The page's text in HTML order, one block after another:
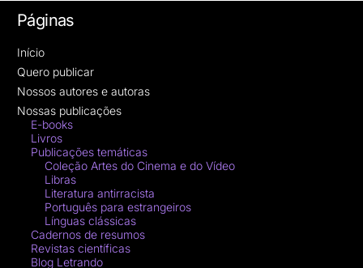
Páginas
Início
Quero publicar
Nossos autores e autoras
Nossas publicações
E-books
Livros
Publicações temáticas
Coleção Artes do Cinema e do Vídeo
Libras
Literatura antirracista
Português para estrangeiros
Línguas clássicas
Cadernos de resumos
Revistas científicas
Blog Letrando